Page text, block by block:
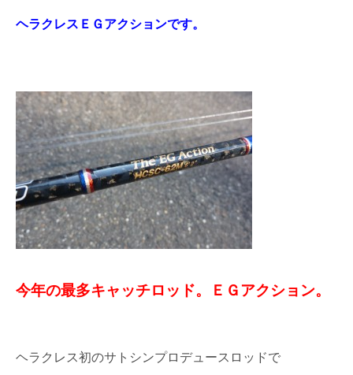
ヘラクレスＥＧアクションです。
今年の最多キャッチロッド。ＥＧアクション。
ヘラクレス初のサトシンプロデュースロッドで